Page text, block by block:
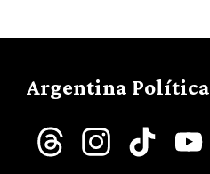
Argentina Política
Threads InstagramTikTok